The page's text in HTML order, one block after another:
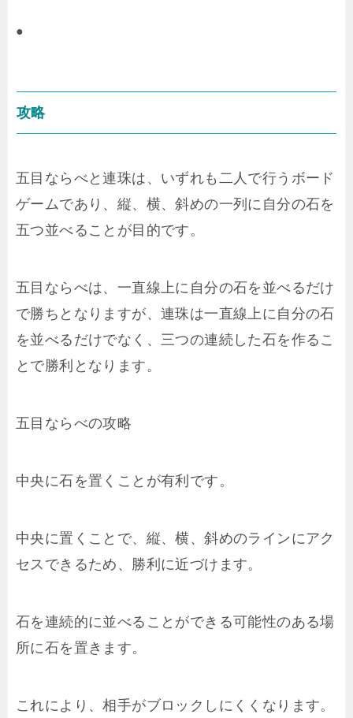
●
攻略
五目ならべと連珠は、いずれも二人で行うボード
ゲームであり、縦、横、斜めの一列に自分の石を
五つ並べることが目的です。
五目ならべは、一直線上に自分の石を並べるだけ
で勝ちとなりますが、連珠は一直線上に自分の石
を並べるだけでなく、三つの連続した石を作るこ
とで勝利となります。
五目ならべの攻略
中央に石を置くことが有利です。
中央に置くことで、縦、横、斜めのラインにアク
セスできるため、勝利に近づけます。
石を連続的に並べることができる可能性のある場
所に石を置きます。
これにより、相手がブロックしにくくなります。